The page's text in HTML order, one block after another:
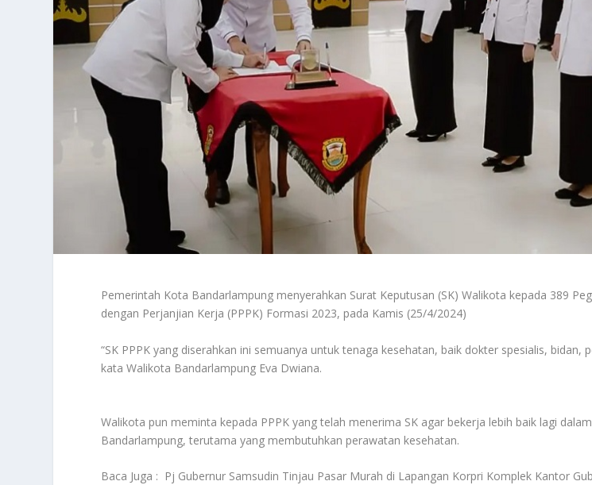
Pemerintah Kota Bandarlampung menyerahkan Surat Keputusan (SK) Walikota kepada 389
dengan Perjanjian Kerja (PPPK) Formasi 2023, pada Kamis (25/4/2024)
“SK PPPK yang diserahkan ini semuanya untuk tenaga kesehatan, baik dokter spesialis, bidan,
kata Walikota Bandarlampung Eva Dwiana.
Walikota pun meminta kepada PPPK yang telah menerima SK agar bekerja lebih baik lagi
Bandarlampung, terutama yang membutuhkan perawatan kesehatan.
Baca Juga : Pj Gubernur Samsudin Tinjau Pasar Murah di Lapangan Korpri Komplek Kantor